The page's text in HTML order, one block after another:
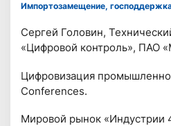
Импортозамещение,
Сергей Головин,
«Цифровой контроль», ПАО
Цифровизация
Conferences.
Мировой рынок «Индустрии